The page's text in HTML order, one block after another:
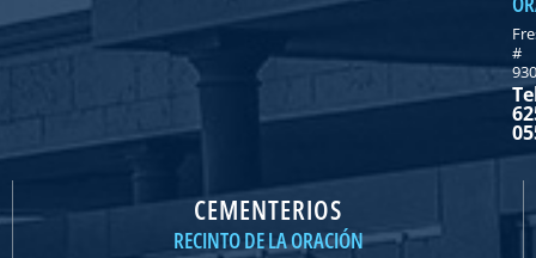
#
CEMENTERIOS
RECINTO DE LA ORACIÓN